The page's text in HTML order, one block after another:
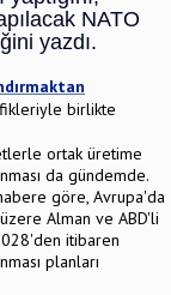
NATO
yazdı.
birlikte
ortak üretime
da gündemde.
göre, Avrupa'da
Alman ve ABD'li
itibaren
planları